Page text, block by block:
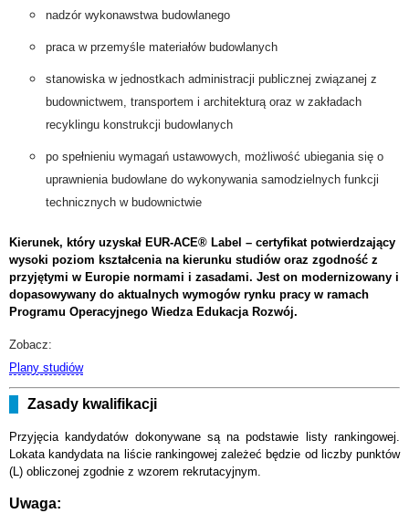
nadzór wykonawstwa budowlanego
praca w przemyśle materiałów budowlanych
stanowiska w jednostkach administracji publicznej związanej z
budownictwem, transportem i architekturą oraz w zakładach
recyklingu konstrukcji budowlanych
po spełnieniu wymagań ustawowych, możliwość ubiegania się o
uprawnienia budowlane do wykonywania samodzielnych funkcji
technicznych w budownictwie
Kierunek, który uzyskał EUR-ACE® Label – certyfikat potwierdzający
wysoki poziom kształcenia na kierunku studiów oraz zgodność z
przyjętymi w Europie normami i zasadami. Jest on modernizowany i
dopasowywany do aktualnych wymogów rynku pracy w ramach
Programu Operacyjnego Wiedza Edukacja Rozwój.
Zobacz:
Plany studiów
Zasady kwalifikacji
Przyjęcia kandydatów dokonywane są na podstawie listy rankingowej.
Lokata kandydata na liście rankingowej zależeć będzie od liczby punktów
(L) obliczonej zgodnie z wzorem rekrutacyjnym.
Uwaga: